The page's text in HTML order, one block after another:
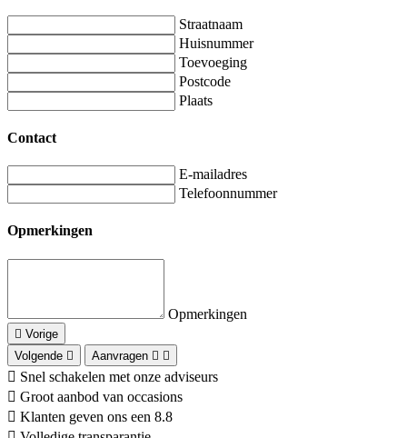
Straatnaam
Huisnummer
Toevoeging
Postcode
Plaats
Contact
E-mailadres
Telefoonnummer
Opmerkingen
Opmerkingen
Vorige
Volgende
Aanvragen
Snel schakelen met onze adviseurs
Groot aanbod van occasions
Klanten geven ons een 8.8